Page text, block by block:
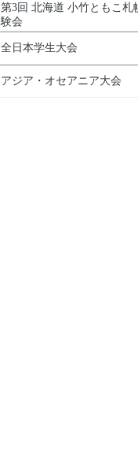
第3回 北海道 小竹ともこ札
験会
全日本学生大会
アジア・オセアニア大会